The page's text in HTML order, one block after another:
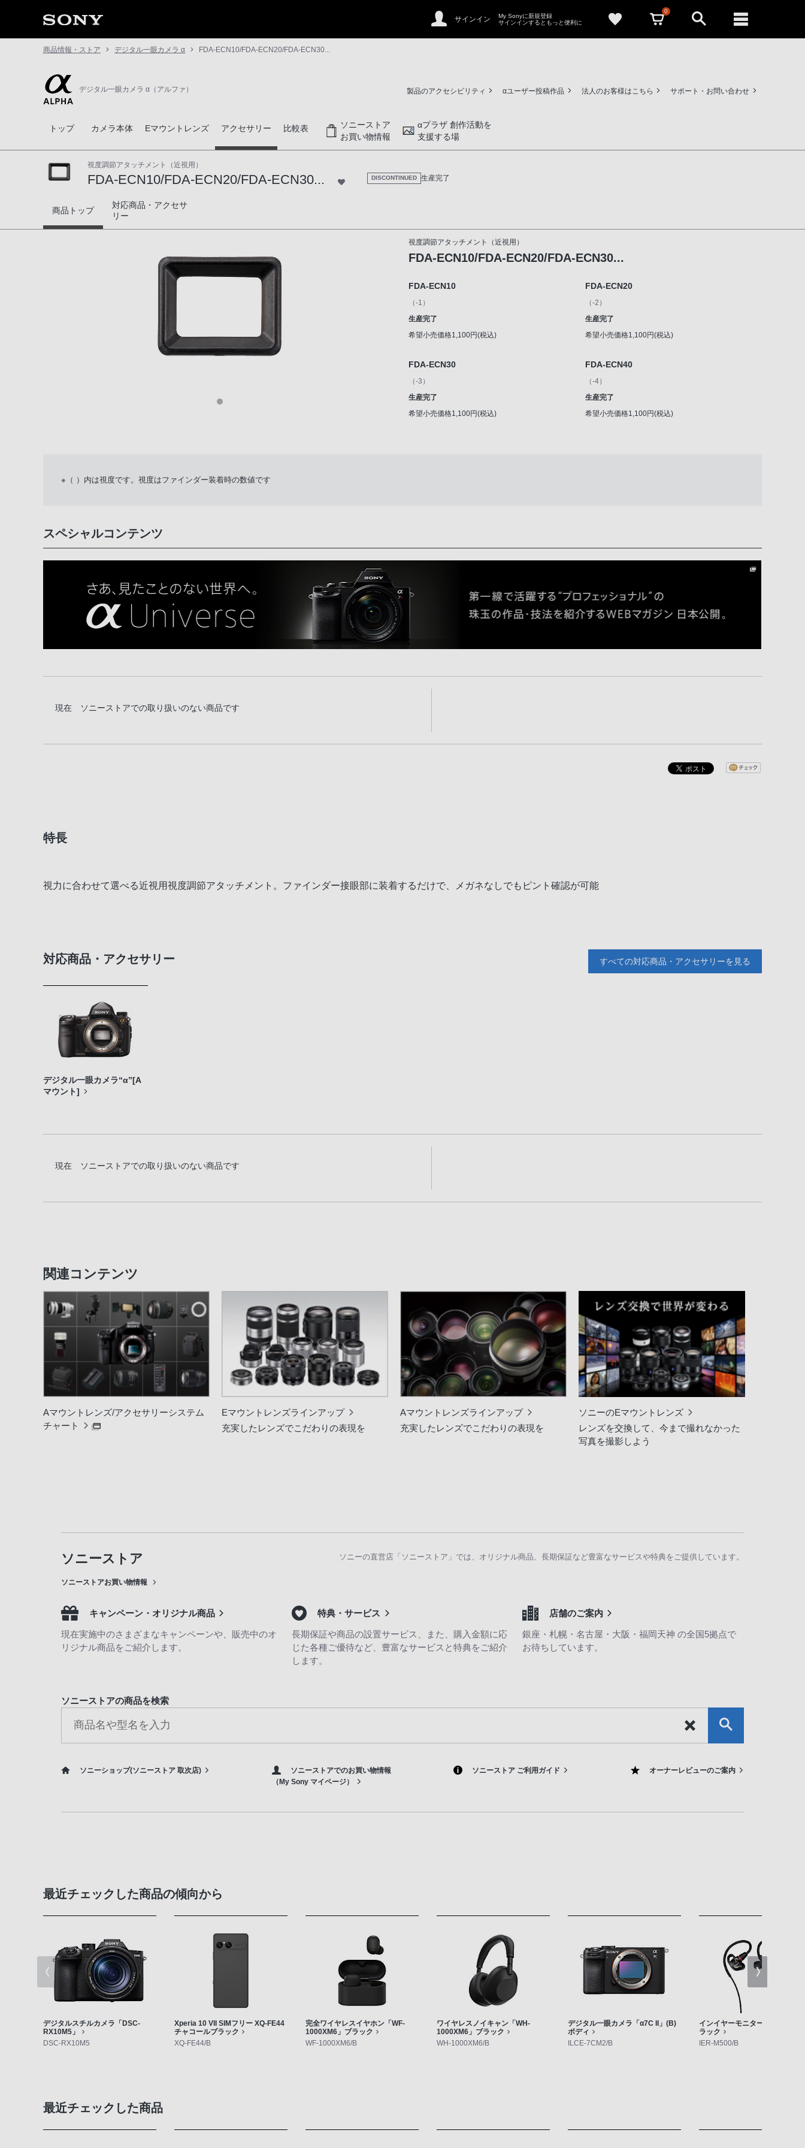
サインイン
My Sonyに新規登録
サインインするともっと便利に
0
商品情報・ストア デジタル一眼カメラ α FDA-ECN10/FDA-ECN20/FDA-ECN30...
デジタル一眼カメラ α（アルファ） 製品のアクセシビリティ αユーザー投稿作品 法人のお客様はこちら サポート・お問い合わせ
トップ カメラ本体 Eマウントレンズ アクセサリー 比較表
ソニーストア
お買い物情報
αプラザ 創作活動を
支援する場
視度調節アタッチメント（近視用）
FDA-ECN10/FDA-ECN20/FDA-ECN30... DISCONTINUED 生産完了
FDA-ECN10/FDA-ECN20/FDA-ECN30...
商品トップ
対応商品・アクセサ
リー
視度調節アタッチメント（近視用）
FDA-ECN10/FDA-ECN20/FDA-ECN30...
FDA-ECN10
（-1）
生産完了
希望小売価格1,100円(税込)
FDA-ECN20
（-2）
生産完了
希望小売価格1,100円(税込)
FDA-ECN30
（-3）
生産完了
希望小売価格1,100円(税込)
FDA-ECN40
（-4）
生産完了
希望小売価格1,100円(税込)
※（ ）内は視度です。視度はファインダー装着時の数値です
スペシャルコンテンツ
現在 ソニーストアでの取り扱いのない商品です
特長
視力に合わせて選べる近視用視度調節アタッチメント。ファインダー接眼部に装着するだけで、メガネなしでもピント確認が可能
対応商品・アクセサリー すべての対応商品・アクセサリーを見る
デジタル一眼カメラ“α”[A
マウント]
現在 ソニーストアでの取り扱いのない商品です
関連コンテンツ
Aマウントレンズ/アクセサリーシステム
チャート
Eマウントレンズラインアップ
充実したレンズでこだわりの表現を
Aマウントレンズラインアップ
充実したレンズでこだわりの表現を
ソニーのEマウントレンズ
レンズを交換して、今まで撮れなかった
写真を撮影しよう
ソニーストア ソニーの直営店「ソニーストア」では、オリジナル商品、長期保証など豊富なサービスや特典をご提供しています。
ソニーストアお買い物情報
キャンペーン・オリジナル商品
現在実施中のさまざまなキャンペーンや、販売中のオ
リジナル商品をご紹介します。
特典・サービス
長期保証や商品の設置サービス、また、購入金額に応
じた各種ご優待など、豊富なサービスと特典をご紹介
します。
店舗のご案内
銀座・札幌・名古屋・大阪・福岡天神 の全国5拠点で
お待ちしています。
ソニーストアの商品を検索
ソニーショップ(ソニーストア 取次店)
ソニーストアでのお買い物情報
（My Sony マイページ）
ソニーストア ご利用ガイド オーナーレビューのご案内
最近チェックした商品の傾向から
デジタルスチルカメラ「DSC-
RX10M5」
DSC-RX10M5
Xperia 10 VII SIMフリー XQ-FE44
チャコールブラック
XQ-FE44/B
完全ワイヤレスイヤホン「WF-
1000XM6」ブラック
WF-1000XM6/B
ワイヤレスノイキャン「WH-
1000XM6」ブラック
WH-1000XM6/B
デジタル一眼カメラ「α7C II」(B)
ボディ
ILCE-7CM2/B
インイヤーモニター IER-M500
ラック
IER-M500/B
最近チェックした商品